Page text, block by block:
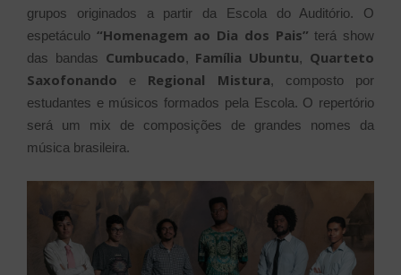
grupos originados a partir da Escola do Auditório. O
espetáculo “Homenagem ao Dia dos Pais”terá show
das bandas Cumbucado, Família Ubuntu, Quarteto
Saxofonando e Regional Mistura, composto por
estudantes e músicos formados pela Escola. O repertório
será um mix de composições de grandes nomes da
música brasileira.